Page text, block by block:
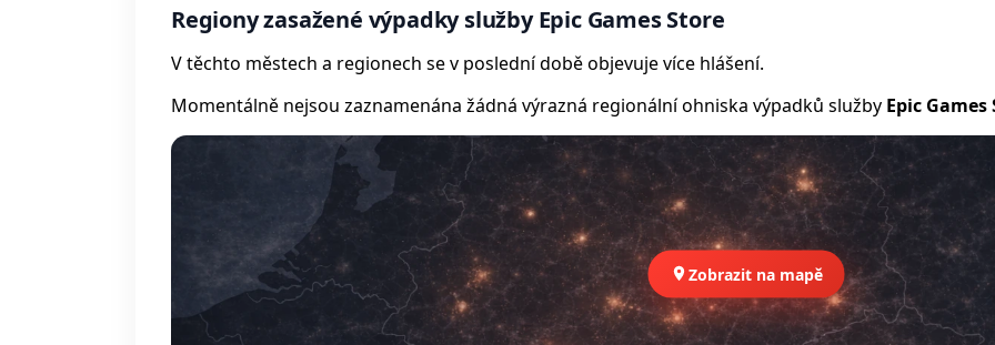
Regiony zasažené výpadky služby Epic Games Store
V těchto městech a regionech se v poslední době objevuje více hlášení.
Momentálně nejsou zaznamenána žádná výrazná regionální ohniska výpadků služby Epic Games
Zobrazit na mapě